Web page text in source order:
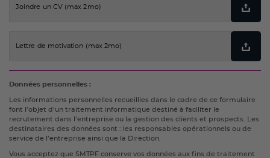
Joindre un CV (max 2mo)
Lettre de motivation (max 2mo)
Données personnelles :
Les informations personnelles recueillies dans le cadre de ce formulaire
font l’objet d’un traitement informatique destiné à faciliter le
recrutement dans l’entreprise ou la gestion des clients et prospects. Les
destinataires des données sont : les responsables opérationnels ou de
service de l’entreprise ainsi que la Direction.
Vous acceptez que SMTPF conserve vos données aux fins de traitement